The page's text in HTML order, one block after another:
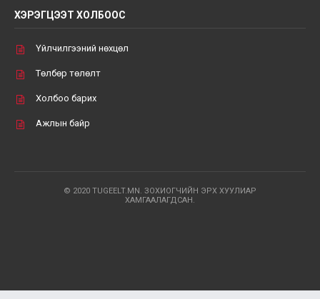
ХЭРЭГЦЭЭТ ХОЛБООС
Үйлчилгээний нөхцөл
Төлбөр төлөлт
Холбоо барих
Ажлын байр
© 2020 TUGEELT.MN. ЗОХИОГЧИЙН ЭРХ ХУУЛИАР
ХАМГААЛАГДСАН.